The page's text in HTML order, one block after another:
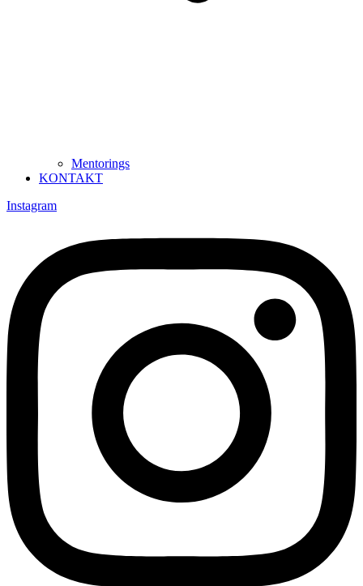
Mentorings
KONTAKT
Instagram